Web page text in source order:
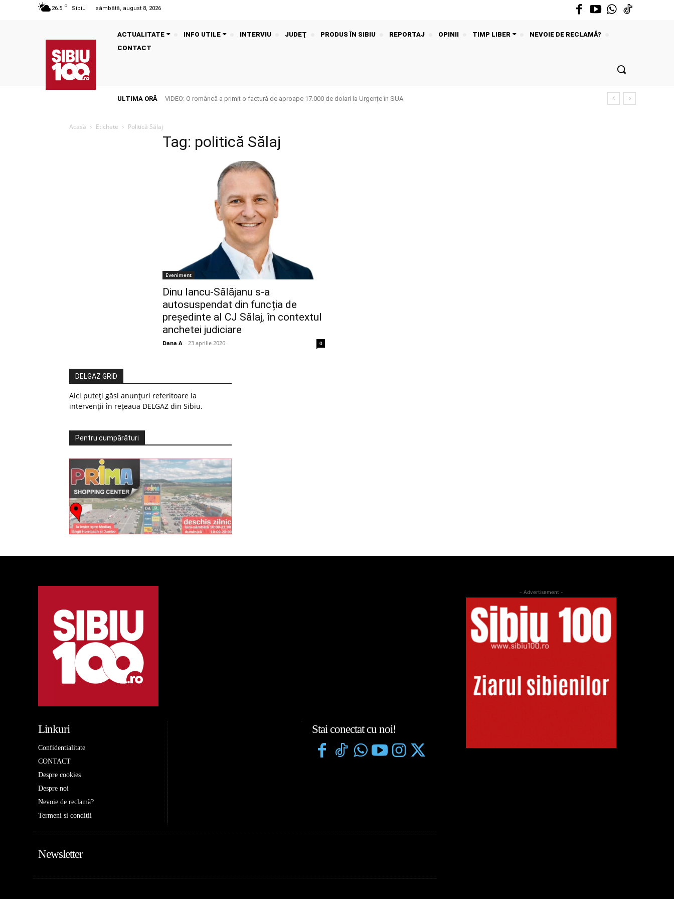
26.5 C Sibiu sâmbătă, august 8, 2026
ACTUALITATE INFO UTILE INTERVIU JUDEŢ PRODUS ÎN SIBIU REPORTAJ OPINII TIMP LIBER
NEVOIE DE RECLAMĂ?
CONTACT
ULTIMA ORĂ VIDEO: O româncă a primit o factură de aproape 17.000 de dolari la Urgențe în SUA
Acasă Etichete Politică Sălaj
Tag: politică Sălaj
Eveniment
Dinu Iancu-Sălăjanu s-a
autosuspendat din funcția de
președinte al CJ Sălaj, în contextul
anchetei judiciare
Dana A - 23 aprilie 2026 0
DELGAZ GRID
Aici puteți găsi anunțuri referitoare la
intervenții în rețeaua DELGAZ din Sibiu.
Pentru cumpărături
Linkuri
Confidentialitate
CONTACT
Despre cookies
Despre noi
Nevoie de reclamă?
Termeni si conditii
Stai conectat cu noi!
Newsletter
- Advertisement -